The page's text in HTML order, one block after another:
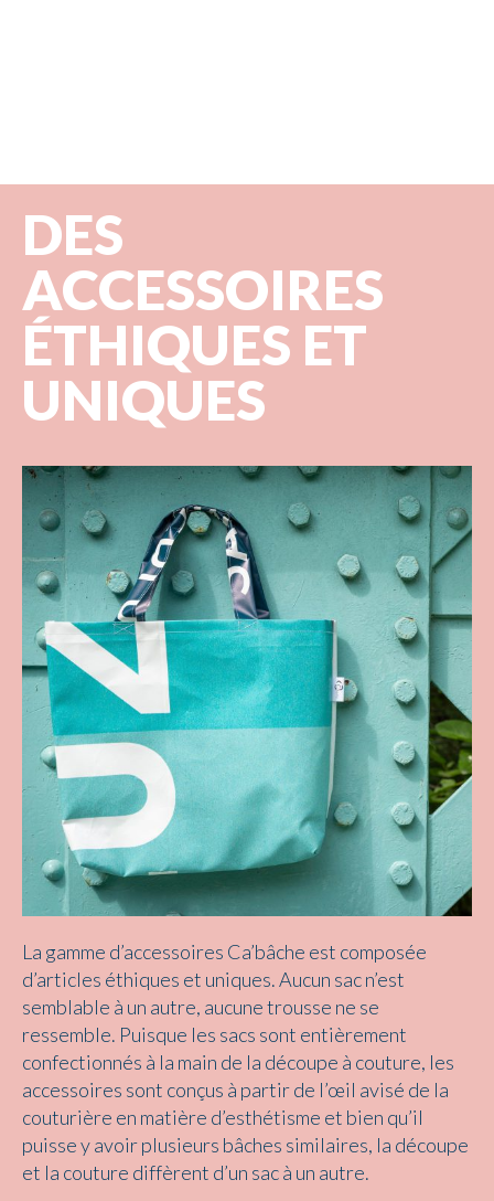
DES
ACCESSOIRES
ÉTHIQUES ET
UNIQUES
La gamme d’accessoires Ca’bâche est composée
d’articles éthiques et uniques. Aucun sac n’est
semblable à un autre, aucune trousse ne se
ressemble. Puisque les sacs sont entièrement
confectionnés à la main de la découpe à couture, les
accessoires sont conçus à partir de l’œil avisé de la
couturière en matière d’esthétisme et bien qu’il
puisse y avoir plusieurs bâches similaires, la découpe
et la couture diffèrent d’un sac à un autre.